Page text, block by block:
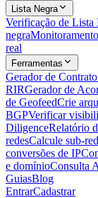
Lista Negra
Verificação de Lista
negra
real
Ferramentas
Gerador de
RIRGerador de
de GeofeedCrie
BGPVerificar
DiligenceRelatório
redesCalcule sub-
conversões de IP
e domínioConsulta
GuiasBlog
EntrarCadastrar